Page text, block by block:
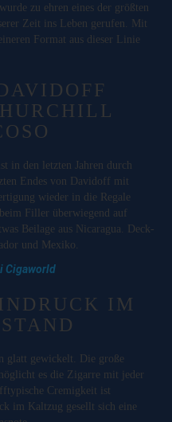
zu ehren eines der größten
Zeit ins Leben gerufen. Mit
Format aus dieser Linie
in den letzten Jahren durch
Endes von Davidoff mit
wieder in die Regale
Filler überwiegend auf
Beilage aus Nicaragua. Deck-
und Mexiko.
Cigaworld
IM
glatt gewickelt. Die große
es die Zigarre mit jeder
Cremigkeit ist
im Kaltzug gesellt sich eine